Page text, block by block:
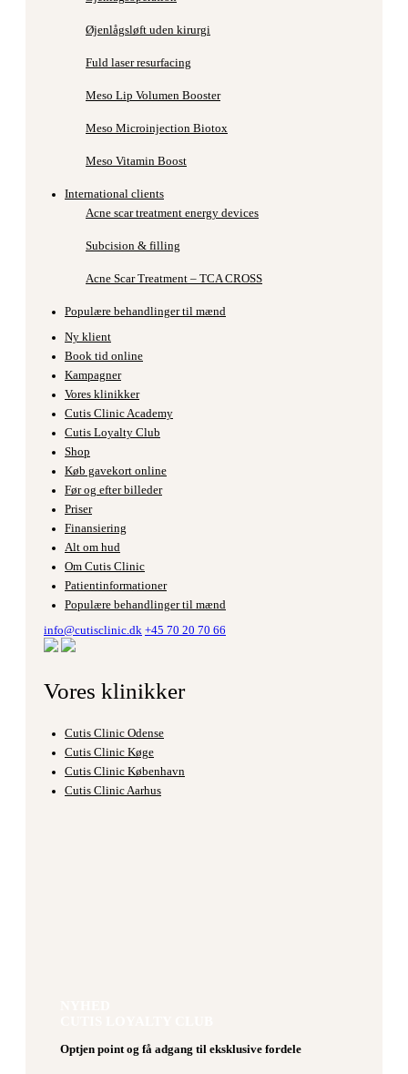
Øjenlågsløft uden kirurgi
Fuld laser resurfacing
Meso Lip Volumen Booster
Meso Microinjection Biotox
Meso Vitamin Boost
International clients
Acne scar treatment energy devices
Subcision & filling
Acne Scar Treatment – TCA CROSS
Populære behandlinger til mænd
Ny klient
Book tid online
Kampagner
Vores klinikker
Cutis Clinic Academy
Cutis Loyalty Club
Shop
Køb gavekort online
Før og efter billeder
Priser
Finansiering
Alt om hud
Om Cutis Clinic
Patientinformationer
Populære behandlinger til mænd
info@cutisclinic.dk +45 70 20 70 66
Vores klinikker
Cutis Clinic Odense
Cutis Clinic Køge
Cutis Clinic København
Cutis Clinic Aarhus
Optjen point og få adgang til eksklusive fordele